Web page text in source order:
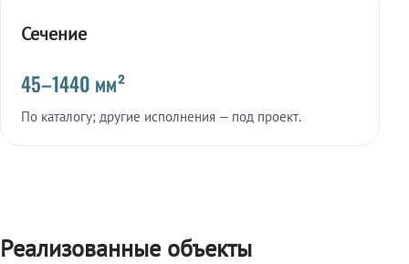
Сечение
45–1440 мм²
По каталогу; другие исполнения — под проект.
Реализованные объекты